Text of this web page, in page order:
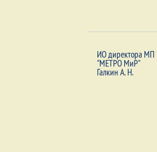
ИО директора МП
"МЕТРО МиР"
Галкин А. Н.